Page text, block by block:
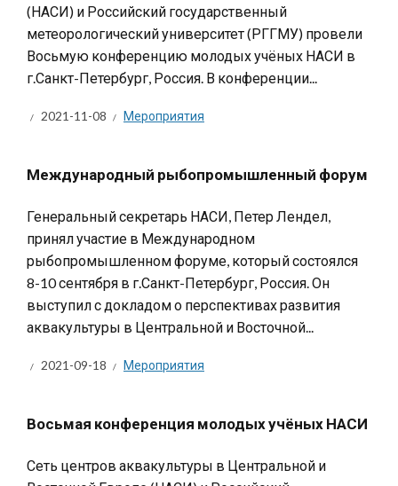
(НАСИ) и Российский государственный
метеорологический университет (РГГМУ) провели
Восьмую конференцию молодых учёных НАСИ в
г.Санкт-Петербург, Россия. В конференции...
2021-11-08 Мероприятия
Международный рыбопромышленный форум
Генеральный секретарь НАСИ, Петер Лендел,
принял участие в Международном
рыбопромышленном форуме, который состоялся
8-10 сентября в г.Санкт-Петербург, Россия. Он
выступил с докладом о перспективах развития
аквакультуры в Центральной и Восточной...
2021-09-18 Мероприятия
Восьмая конференция молодых учёных НАСИ
Сеть центров аквакультуры в Центральной и